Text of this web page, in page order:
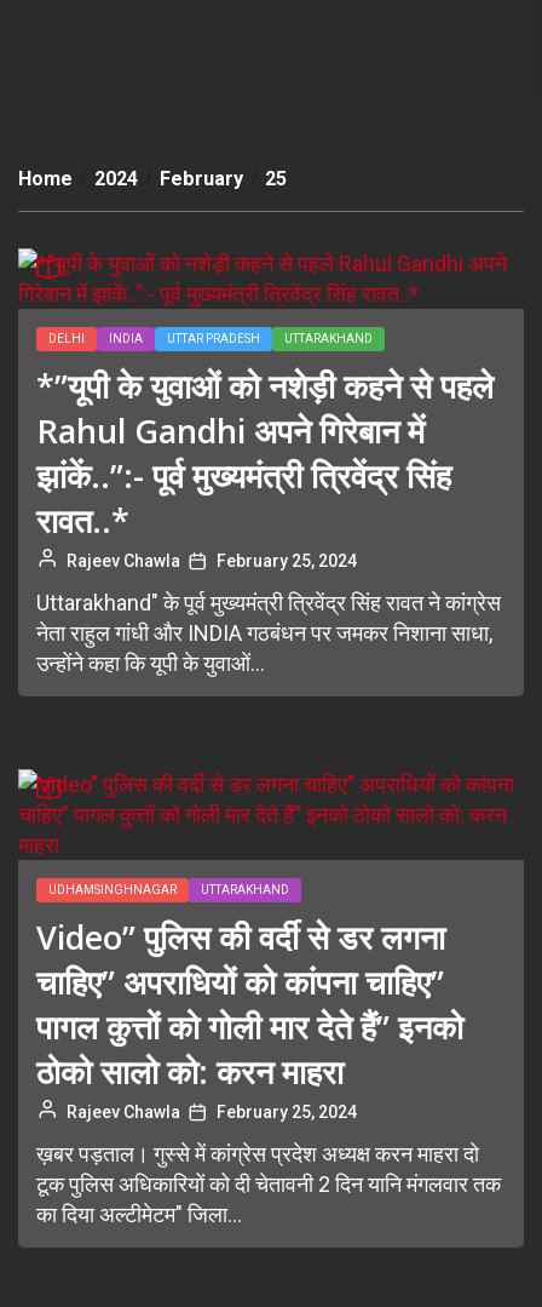
Home 2024 February 25
DELHI INDIA UTTAR PRADESH UTTARAKHAND
*”यूपी के युवाओं को नशेड़ी कहने से पहले
Rahul Gandhi अपने गिरेबान में
झांकें..”:- पूर्व मुख्यमंत्री त्रिवेंद्र सिंह
रावत..*
Rajeev Chawla February 25, 2024
Uttarakhand" के पूर्व मुख्यमंत्री त्रिवेंद्र सिंह रावत ने कांग्रेस
नेता राहुल गांधी और INDIA गठबंधन पर जमकर निशाना साधा,
उन्होंने कहा कि यूपी के युवाओं...
UDHAMSINGHNAGAR UTTARAKHAND
Video” पुलिस की वर्दी से डर लगना
चाहिए” अपराधियों को कांपना चाहिए”
पागल कुत्तों को गोली मार देते हैं” इनको
ठोको सालो को: करन माहरा
Rajeev Chawla February 25, 2024
ख़बर पड़ताल। गुस्से में कांग्रेस प्रदेश अध्यक्ष करन माहरा दो
टूक पुलिस अधिकारियों को दी चेतावनी 2 दिन यानि मंगलवार तक
का दिया अल्टीमेटम" जिला...